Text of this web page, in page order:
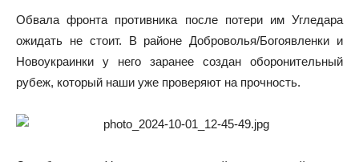
Обвала фронта противника после потери им Угледара
ожидать не стоит. В районе Доброволья/Богоявленки и
Новоукраинки у него заранее создан оборонительный
рубеж, который наши уже проверяют на прочность.